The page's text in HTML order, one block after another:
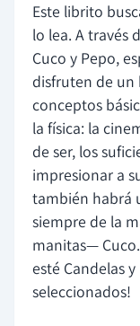
Este librito
lo lea. A través
Cuco y Pepo,
disfruten de un
conceptos
la física: la
de ser, los
impresionar a
también habrá
siempre de la
manitas—
esté Candelas
seleccionados!